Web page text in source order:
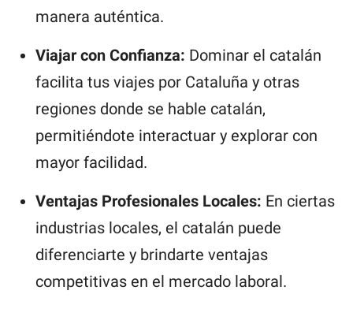
manera auténtica.
Viajar con Confianza: Dominar el catalán
facilita tus viajes por Cataluña y otras
regiones donde se hable catalán,
permitiéndote interactuar y explorar con
mayor facilidad.
Ventajas Profesionales Locales: En ciertas
industrias locales, el catalán puede
diferenciarte y brindarte ventajas
competitivas en el mercado laboral.